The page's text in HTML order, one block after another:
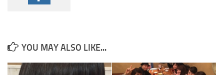
YOU MAY ALSO LIKE...